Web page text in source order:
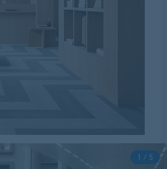
1 / 5